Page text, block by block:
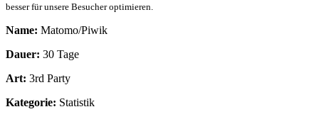
besser für unsere Besucher optimieren.
Name: Matomo/Piwik
Dauer: 30 Tage
Art: 3rd Party
Kategorie: Statistik